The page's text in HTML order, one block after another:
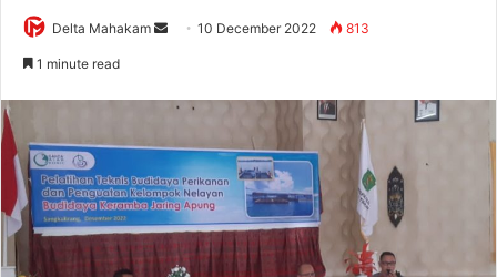
Delta Mahakam
e
m
i
10 December 2022 813
1 minute read